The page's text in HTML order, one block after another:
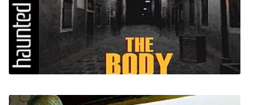
Tropico 6 El Prez Edition